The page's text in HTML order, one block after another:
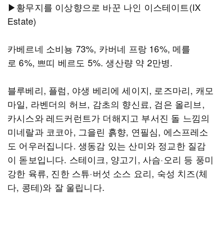
▶황무지를 이상향으로 바꾼 나인 이스테이트(IX
Estate)
카베르네 소비뇽 73%, 카버네 프랑 16%, 메를
로 6%, 쁘띠 베르도 5%. 생산량 약 2만병.
블루베리, 플럼, 야생 베리에 세이지, 로즈마리, 캐모
마일, 라벤더의 허브, 감초의 향신료, 검은 올리브,
카시스와 레드커런트가 더해지고 부서진 돌 느낌의
미네랄과 코코아, 그을린 흙향, 연필심, 에스프레소
도 어우러집니다. 생동감 있는 산미와 정교한 질감
이 돋보입니다. 스테이크, 양고기, 사슴·오리 등 풍미
강한 육류, 진한 스튜·버섯 소스 요리, 숙성 치즈(체
다, 콩테)와 잘 울립니다.